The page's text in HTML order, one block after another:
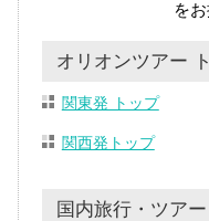
を
オリオンツアー
関東発 トップ
関西発トップ
国内旅行・ツア